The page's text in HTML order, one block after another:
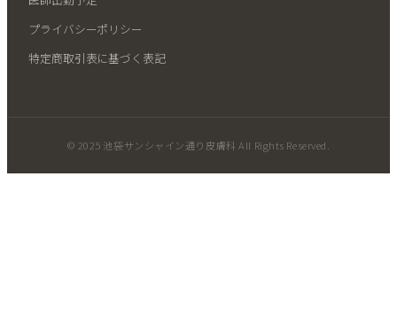
プライバシーポリシー
特定商取引表に基づく表記
© 2025 池袋サンシャイン通り皮膚科 All Rights Reserved.